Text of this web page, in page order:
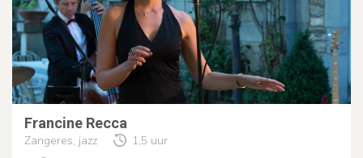
Francine Recca
Zangeres, jazz 1,5 uur